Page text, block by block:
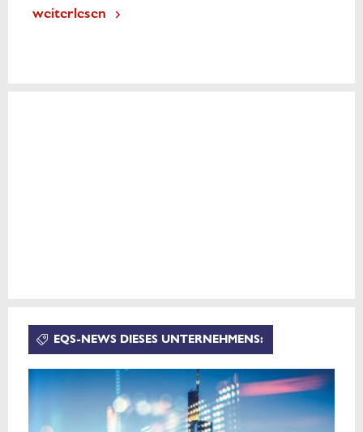
weiterlesen
EQS-NEWS DIESES UNTERNEHMENS: